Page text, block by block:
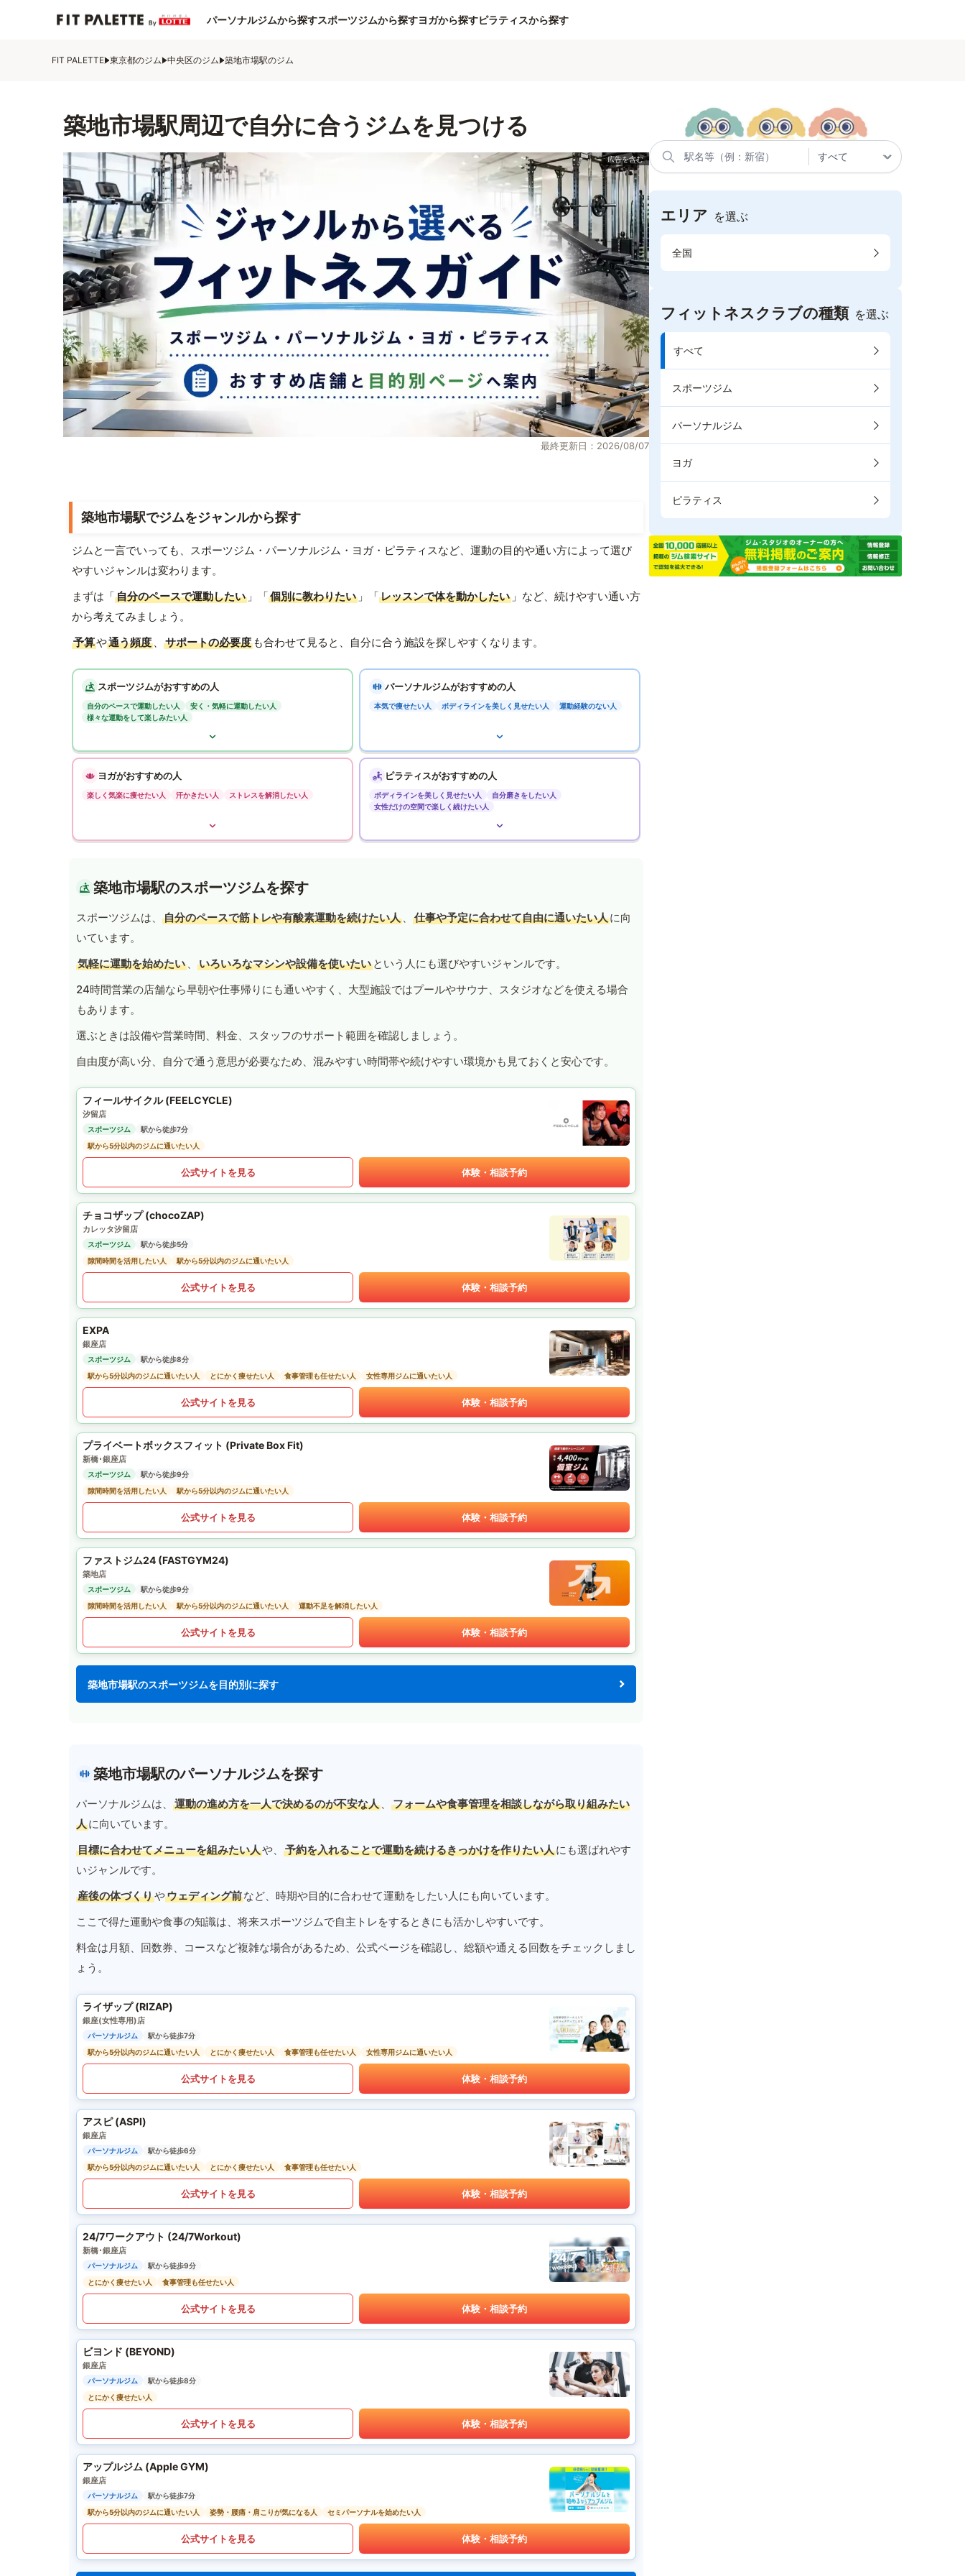
パーソナルジムから探すスポーツジムから探すヨガから探すピラティスから探す
FIT PALETTE 東京都のジム 中央区のジム 築地市場駅のジム
築地市場駅周辺で自分に合うジムを見つける
最終更新日：2026/08/07
築地市場駅でジムをジャンルから探す
ジムと一言でいっても、スポーツジム・パーソナルジム・ヨガ・ピラティスなど、運動の目的や通い方によって選び
やすいジャンルは変わります。
まずは「自分のペースで運動したい 」「個別に教わりたい 」「レッスンで体を動かしたい 」など、続けやすい通い方
から考えてみましょう。
予算や通う頻度 、 サポートの必要度 も合わせて見ると、自分に合う施設を探しやすくなります。
スポーツジムがおすすめの人
自分のペースで運動したい人
安く・気軽に運動したい人
様々な運動をして楽しみたい人
パーソナルジムがおすすめの人
本気で痩せたい人 ボディラインを美しく見せたい人 運動経験のない人
ヨガがおすすめの人
楽しく気楽に痩せたい人 汗かきたい人 ストレスを解消したい人
ピラティスがおすすめの人
ボディラインを美しく見せたい人
自分磨きをしたい人
女性だけの空間で楽しく続けたい人
築地市場駅のスポーツジムを探す
スポーツジムは、 自分のペースで筋トレや有酸素運動を続けたい人 、 仕事や予定に合わせて自由に通いたい人に向
いています。
気軽に運動を始めたい 、 いろいろなマシンや設備を使いたい という人にも選びやすいジャンルです。
24時間営業の店舗なら早朝や仕事帰りにも通いやすく、大型施設ではプールやサウナ、スタジオなどを使える場合
もあります。
選ぶときは設備や営業時間、料金、スタッフのサポート範囲を確認しましょう。
自由度が高い分、自分で通う意思が必要なため、混みやすい時間帯や続けやすい環境かも見ておくと安心です。
フィールサイクル (FEELCYCLE)
汐留店
スポーツジム
駅から徒歩7分
駅から5分以内のジムに通いたい人
公式サイトを見る 体験・相談予約
チョコザップ (chocoZAP)
カレッタ汐留店
スポーツジム
駅から徒歩5分
隙間時間を活用したい人
駅から5分以内のジムに通いたい人
公式サイトを見る 体験・相談予約
EXPA
銀座店
スポーツジム
駅から徒歩8分
駅から5分以内のジムに通いたい人
とにかく痩せたい人 食事管理も任せたい人 女性専用ジムに通いたい人
公式サイトを見る 体験・相談予約
プライベートボックスフィット (Private Box Fit)
新橋･銀座店
スポーツジム
駅から徒歩9分
隙間時間を活用したい人
駅から5分以内のジムに通いたい人
公式サイトを見る 体験・相談予約
ファストジム24 (FASTGYM24)
築地店
スポーツジム
駅から徒歩9分
隙間時間を活用したい人
駅から5分以内のジムに通いたい人 運動不足を解消したい人
公式サイトを見る 体験・相談予約
築地市場駅のスポーツジムを目的別に探す
築地市場駅のパーソナルジムを探す
パーソナルジムは、 運動の進め方を一人で決めるのが不安な人 、
フォームや食事管理を相談しながら取り組みたい
人に向いています。
目標に合わせてメニューを組みたい人や、 予約を入れることで運動を続けるきっかけを作りたい人にも選ばれやす
いジャンルです。
産後の体づくりやウェディング前など、時期や目的に合わせて運動をしたい人にも向いています。
ここで得た運動や食事の知識は、将来スポーツジムで自主トレをするときにも活かしやすいです。
料金は月額、回数券、コースなど複雑な場合があるため、公式ページを確認し、総額や通える回数をチェックしまし
ょう。
ライザップ (RIZAP)
銀座(女性専用)店
パーソナルジム
駅から徒歩7分
駅から5分以内のジムに通いたい人
とにかく痩せたい人 食事管理も任せたい人 女性専用ジムに通いたい人
公式サイトを見る 体験・相談予約
アスピ (ASPI)
銀座店
パーソナルジム
駅から徒歩6分
駅から5分以内のジムに通いたい人
とにかく痩せたい人 食事管理も任せたい人
公式サイトを見る 体験・相談予約
24/7ワークアウト (24/7Workout)
新橋･銀座店
パーソナルジム
駅から徒歩9分
とにかく痩せたい人
食事管理も任せたい人
公式サイトを見る 体験・相談予約
ビヨンド (BEYOND)
銀座店
パーソナルジム
駅から徒歩8分
とにかく痩せたい人
公式サイトを見る 体験・相談予約
アップルジム (Apple GYM)
銀座店
パーソナルジム
駅から徒歩7分
駅から5分以内のジムに通いたい人
姿勢・腰痛・肩こりが気になる人 セミパーソナルを始めたい人
公式サイトを見る 体験・相談予約
エリア を選ぶ
全国
フィットネスクラブの種類 を選ぶ
すべて
スポーツジム
パーソナルジム
ヨガ
ピラティス